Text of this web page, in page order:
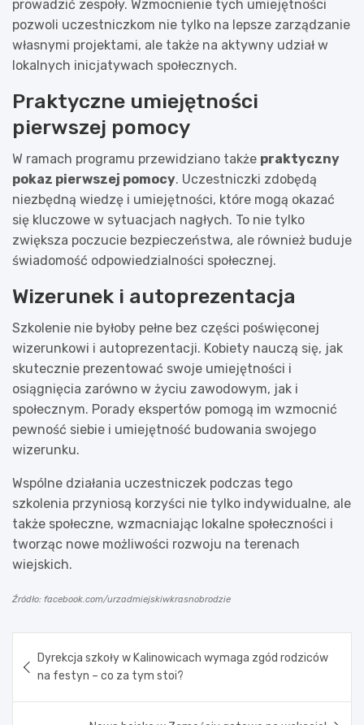
prowadzić zespoły. Wzmocnienie tych umiejętności
pozwoli uczestniczkom nie tylko na lepsze zarządzanie
własnymi projektami, ale także na aktywny udział w
lokalnych inicjatywach społecznych.
Praktyczne umiejętności
pierwszej pomocy
W ramach programu przewidziano także praktyczny
pokaz pierwszej pomocy. Uczestniczki zdobędą
niezbędną wiedzę i umiejętności, które mogą okazać
się kluczowe w sytuacjach nagłych. To nie tylko
zwiększa poczucie bezpieczeństwa, ale również buduje
świadomość odpowiedzialności społecznej.
Wizerunek i autoprezentacja
Szkolenie nie byłoby pełne bez części poświęconej
wizerunkowi i autoprezentacji. Kobiety nauczą się, jak
skutecznie prezentować swoje umiejętności i
osiągnięcia zarówno w życiu zawodowym, jak i
społecznym. Porady ekspertów pomogą im wzmocnić
pewność siebie i umiejętność budowania swojego
wizerunku.
Wspólne działania uczestniczek podczas tego
szkolenia przyniosą korzyści nie tylko indywidualne, ale
także społeczne, wzmacniając lokalne społeczności i
tworząc nowe możliwości rozwoju na terenach
wiejskich.
Źródło: facebook.com/urzadmiejskiwkrasnobrodzie
wpisu
Dyrekcja szkoły w Kalinowicach wymaga zgód rodziców
na festyn – co za tym stoi?